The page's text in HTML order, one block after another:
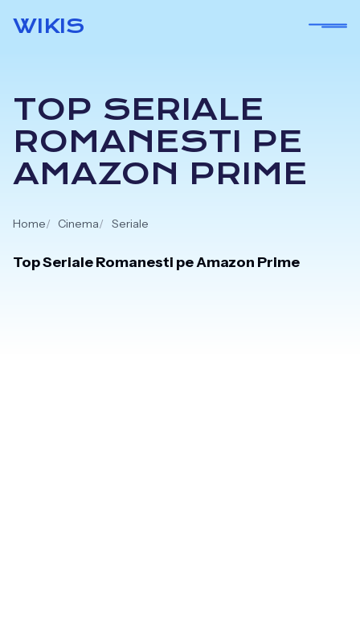
WIKIS
TOP SERIALE
ROMANESTI PE
AMAZON PRIME
Home Cinema Seriale
Top Seriale Romanesti pe Amazon Prime